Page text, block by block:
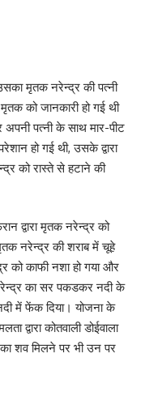
मृतक नरेन्द्र की पत्नी
को जानकारी हो गई थी
पत्नी के साथ मार-पीट
हो गई थी, उसके द्वारा
को रास्ते से हटाने की
द्वारा मृतक नरेन्द्र को
नरेन्द्र की शराब में चूहे
को काफी नशा हो गया और
का सर पकडकर नदी के
में फेंक दिया। योजना के
द्वारा कोतवाली डोईवाला
शव मिलने पर भी उन पर